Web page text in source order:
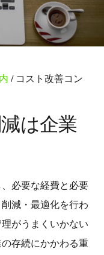
/コスト改善コン
は企業
必要な経費と必要
減・最適化を行わ
がうまくいかない
存続にかかわる重